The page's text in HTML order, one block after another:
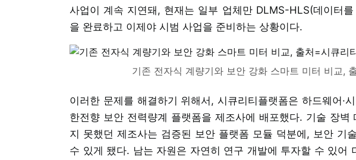
사업이 계속 지연돼, 현재는 일부 업체만 DLMS-HLS(데이터
을 완료하고 이제야 시범 사업을 준비하는 상황이다.
기존 전자식 계량기와 보안 강화 스마트 미터 비교,
이러한 문제를 해결하기 위해서, 시큐리티플랫폼은 하드웨어·
한전향 보안 전력량계 플랫폼을 제조사에 배포했다. 기술 장
지 못했던 제조사는 검증된 보안 플랫폼 모듈 덕분에, 보안 기
수 있게 됐다. 남는 자원은 자연히 연구 개발에 투자할 수 있어